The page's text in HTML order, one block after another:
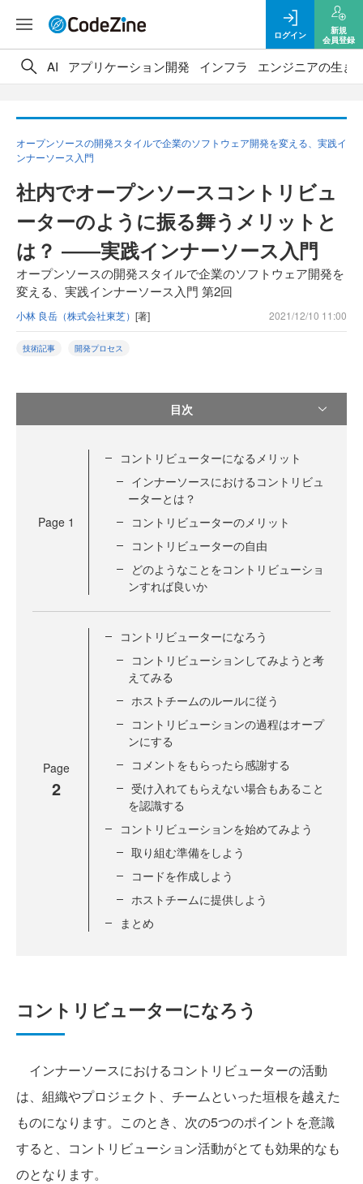
ログイン
新規
会員登録
AI アプリケーション開発 インフラ エンジニアの生き
オープンソースの開発スタイルで企業のソフトウェア開発を変える、実践イ
ンナーソース入門
社内でオープンソースコントリビュ
ーターのように振る舞うメリットと
は？ ――実践インナーソース入門
オープンソースの開発スタイルで企業のソフトウェア開発を
変える、実践インナーソース入門 第2回
小林 良岳（株式会社東芝） [著] 2021/12/10 11:00
技術記事 開発プロセス
目次
Page 1
コントリビューターになるメリット
インナーソースにおけるコントリビュ
ーターとは？
コントリビューターのメリット
コントリビューターの自由
どのようなことをコントリビューショ
ンすれば良いか
Page
2
コントリビューターになろう
コントリビューションしてみようと考
えてみる
ホストチームのルールに従う
コントリビューションの過程はオープ
ンにする
コメントをもらったら感謝する
受け入れてもらえない場合もあること
を認識する
コントリビューションを始めてみよう
取り組む準備をしよう
コードを作成しよう
ホストチームに提供しよう
まとめ
コントリビューターになろう
インナーソースにおけるコントリビューターの活動
は、組織やプロジェクト、チームといった垣根を越えた
ものになります。このとき、次の5つのポイントを意識
すると、コントリビューション活動がとても効果的なも
のとなります。